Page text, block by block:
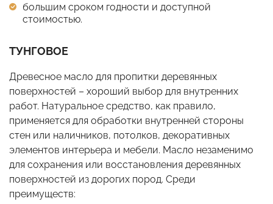
большим сроком годности и доступной
стоимостью.
ТУНГОВОЕ
Древесное масло для пропитки деревянных
поверхностей – хороший выбор для внутренних
работ. Натуральное средство, как правило,
применяется для обработки внутренней стороны
стен или наличников, потолков, декоративных
элементов интерьера и мебели. Масло незаменимо
для сохранения или восстановления деревянных
поверхностей из дорогих пород. Среди
преимуществ: